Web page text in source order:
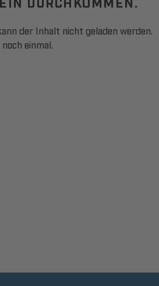
der Inhalt nicht geladen werden.
einmal.